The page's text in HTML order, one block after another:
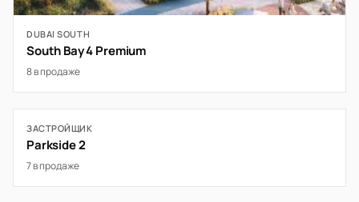
DUBAI SOUTH
South Bay 4 Premium
8 в продаже
ЗАСТРОЙЩИК
Parkside 2
7 в продаже